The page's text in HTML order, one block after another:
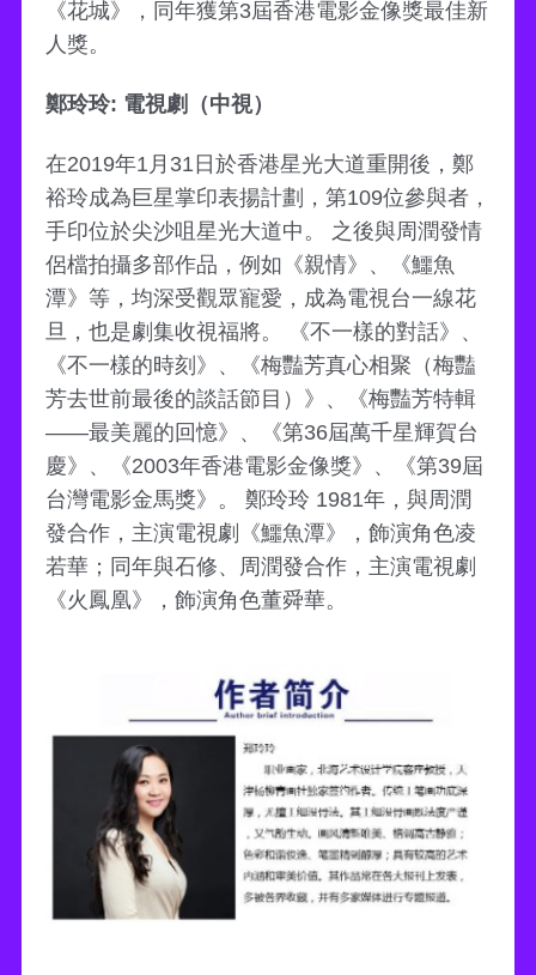
《花城》，同年獲第3屆香港電影金像獎最佳新
人獎。
鄭玲玲: 電視劇（中視）
在2019年1月31日於香港星光大道重開後，鄭
裕玲成為巨星掌印表揚計劃，第109位參與者，
手印位於尖沙咀星光大道中。 之後與周潤發情
侶檔拍攝多部作品，例如《親情》、《鱷魚
潭》等，均深受觀眾寵愛，成為電視台一線花
旦，也是劇集收視福將。 《不一樣的對話》、
《不一樣的時刻》、《梅豔芳真心相聚（梅豔
芳去世前最後的談話節目）》、《梅豔芳特輯
——最美麗的回憶》、《第36屆萬千星輝賀台
慶》、《2003年香港電影金像獎》、《第39屆
台灣電影金馬獎》。 鄭玲玲 1981年，與周潤
發合作，主演電視劇《鱷魚潭》，飾演角色凌
若華；同年與石修、周潤發合作，主演電視劇
《火鳳凰》，飾演角色董舜華。